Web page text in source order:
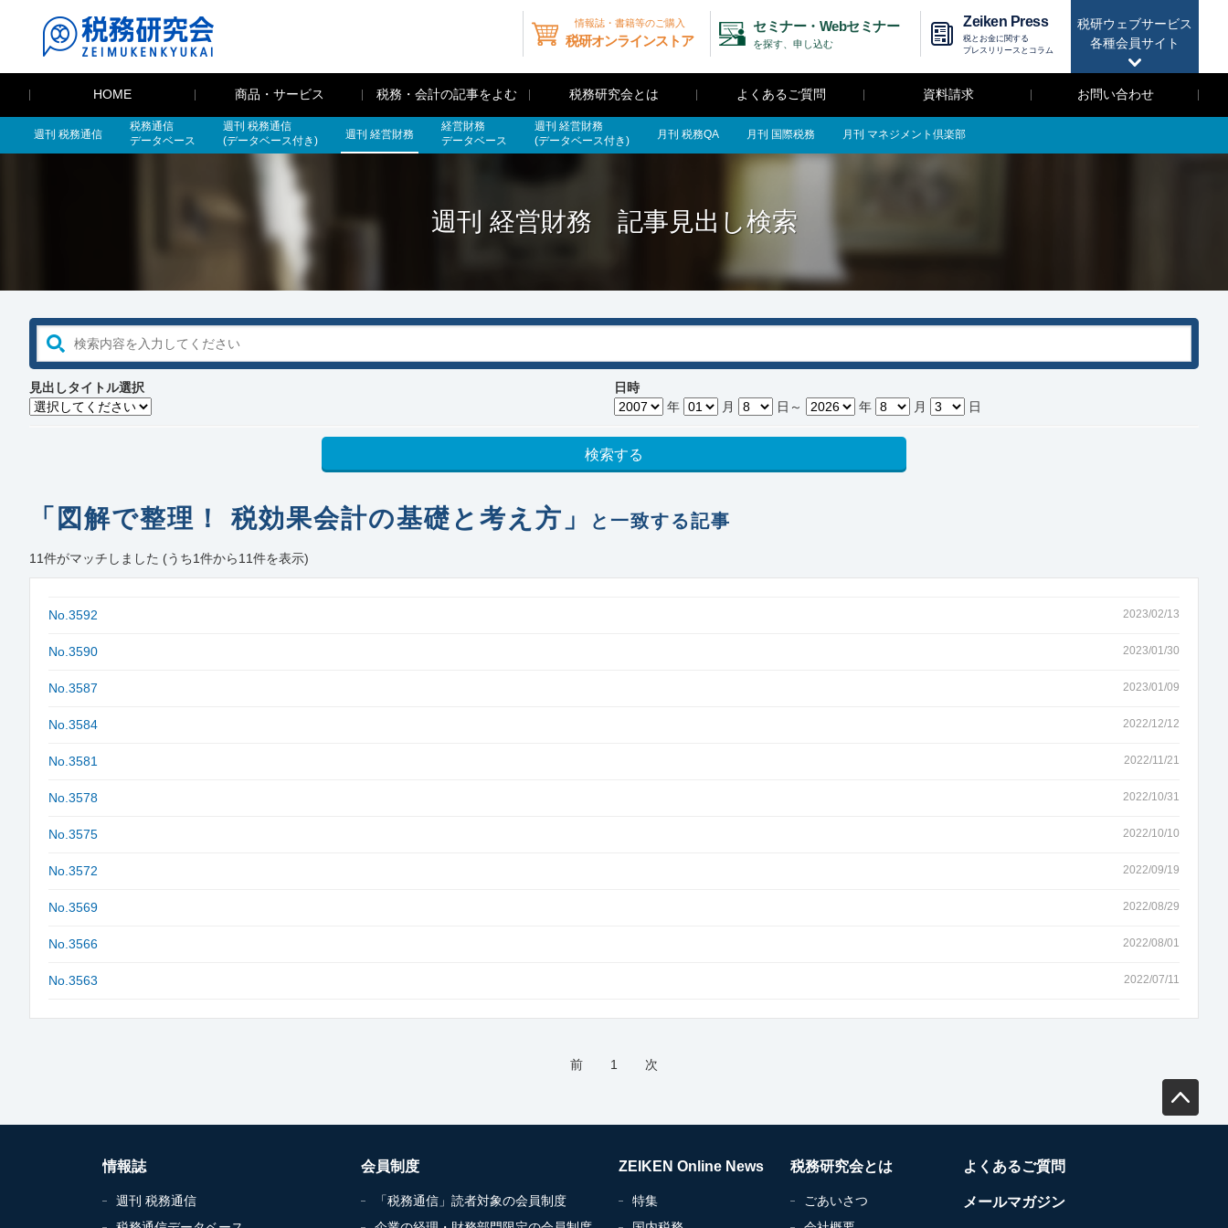
税研ウェブサービス
各種会員サイト
情報誌・書籍等のご購入
税研オンラインストア
セミナー・Webセミナー
を探す、申し込む
Zeiken Press
税とお金に関する
プレスリリースとコラム
HOME 商品・サービス 税務・会計の記事をよむ 税務研究会とは よくあるご質問 資料請求 お問い合わせ
週刊 税務通信
税務通信
データベース
週刊 税務通信
(データベース付き)
週刊 経営財務
経営財務
データベース
週刊 経営財務
(データベース付き)
月刊 税務QA 月刊 国際税務 月刊 マネジメント倶楽部
週刊 経営財務 記事見出し検索
見出しタイトル選択
日時
年
月 日～ 年 月 日
検索する
「図解で整理！ 税効果会計の基礎と考え方」 と一致する記事
11件がマッチしました (うち1件から11件を表示)
2023/02/13
No.3592
2023/01/30
No.3590
2023/01/09
No.3587
2022/12/12
No.3584
2022/11/21
No.3581
2022/10/31
No.3578
2022/10/10
No.3575
2022/09/19
No.3572
2022/08/29
No.3569
2022/08/01
No.3566
2022/07/11
No.3563
前 1 次
情報誌
週刊 税務通信
会員制度
「税務通信」読者対象の会員制度
ZEIKEN Online News
特集
税務研究会とは
ごあいさつ
よくあるご質問
メールマガジン